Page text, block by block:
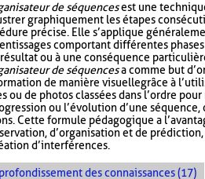
de séquencesest une
graphiquement les étapes
précise. Elle s’applique
comportant différentes
ou à une conséquence
de séquencesa comme but
de manière visuellegrâce à
ou de photos classées dans l’ordre
ou l’évolution d’une
Cette formule pédagogique a
d’organisation et de
d’interférences.
des connaissances (17)